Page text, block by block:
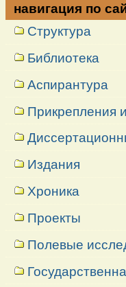
навигация по
Структура
Библиотека
Аспирантура
Прикрепления
Издания
Хроника
Проекты
Полевые